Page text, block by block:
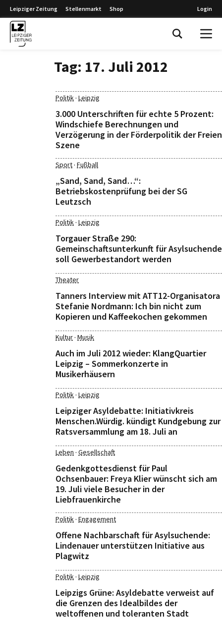
Leipziger Zeitung Stellenmarkt Shop Login
Tag: 17. Juli 2012
Politik· Leipzig
3.000 Unterschriften für echte 5 Prozent:
Windschiefe Berechnungen und
Verzögerung in der Förderpolitik der Freien
Szene
Sport· Fußball
„Sand, Sand, Sand…“:
Betriebskostenprüfung bei der SG
Leutzsch
Politik· Leipzig
Torgauer Straße 290:
Gemeinschaftsunterkunft für Asylsuchende
soll Gewerbestandort werden
Theater
Tanners Interview mit ATT12-Organisatora
Stefanie Nordmann: Ich bin nicht zum
Kopieren und Kaffeekochen gekommen
Kultur· Musik
Auch im Juli 2012 wieder: KlangQuartier
Leipzig – Sommerkonzerte in
Musikerhäusern
Politik· Leipzig
Leipziger Asyldebatte: Initiativkreis
Menschen.Würdig. kündigt Kundgebung zur
Ratsversammlung am 18. Juli an
Leben · Gesellschaft
Gedenkgottesdienst für Paul
Ochsenbauer: Freya Klier wünscht sich am
19. Juli viele Besucher in der
Liebfrauenkirche
Politik· Engagement
Offene Nachbarschaft für Asylsuchende:
Lindenauer unterstützen Initiative aus
Plagwitz
Politik· Leipzig
Leipzigs Grüne: Asyldebatte verweist auf
die Grenzen des Idealbildes der
weltoffenen und toleranten Stadt